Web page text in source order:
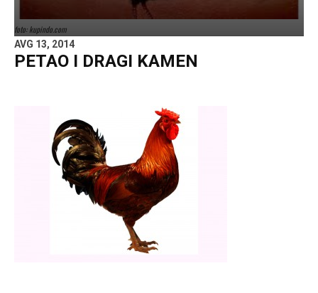
foto: kupindo.com
AVG 13, 2014
PETAO I DRAGI KAMEN